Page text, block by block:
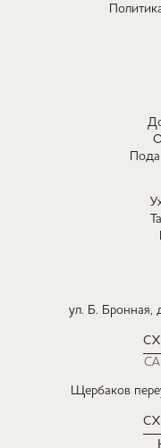
ул. Б. Бронная,
Щербаков